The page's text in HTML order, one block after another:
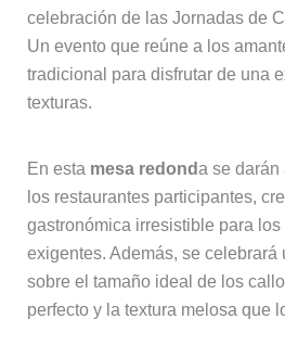
celebración de las Jornadas de
Un evento que reúne a los
tradicional para disfrutar de una
texturas.
En esta mesa redonda se darán
los restaurantes participantes,
gastronómica irresistible para
exigentes. Además, se celebrará
sobre el tamaño ideal de los
perfecto y la textura melosa que